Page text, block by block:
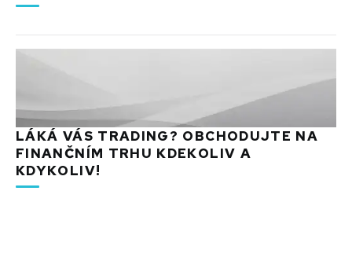
LÁKÁ VÁS TRADING? OBCHODUJTE NA
FINANČNÍM TRHU KDEKOLIV A
KDYKOLIV!